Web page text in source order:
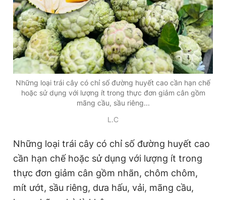
Những loại trái cây có chỉ số đường huyết cao cần hạn chế
hoặc sử dụng với lượng ít trong thực đơn giảm cân gồm
mãng cầu, sầu riêng...
L.C
Những loại trái cây có chỉ số đường huyết cao
cần hạn chế hoặc sử dụng với lượng ít trong
thực đơn giảm cân gồm nhãn, chôm chôm,
mít ướt, sầu riêng, dưa hấu, vải, mãng cầu,